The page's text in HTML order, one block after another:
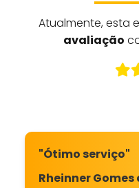
Atualmente, esta
avaliação
"Ótimo serviço"
Rheinner Gomes